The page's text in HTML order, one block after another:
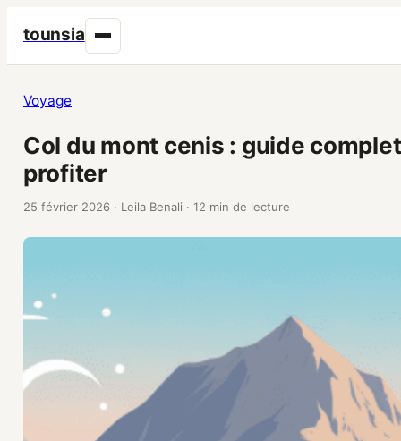
tounsia
Voyage
Col du mont cenis : guide
profiter
25 février 2026 · Leila Benali · 12 min de lecture